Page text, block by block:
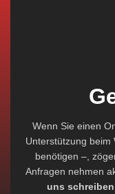
Wenn Sie einen
Unterstützung beim
benötigen –,
Anfragen nehmen
uns